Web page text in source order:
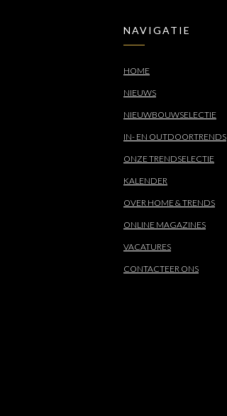
NAVIGATIE
HOME
NIEUWS
NIEUWBOUWSELECTIE
IN- EN OUTDOORTRENDS
ONZE TRENDSELECTIE
KALENDER
OVER HOME & TRENDS
ONLINE MAGAZINES
VACATURES
CONTACTEER ONS